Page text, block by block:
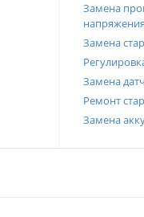
Замена
напряжения
Замена
Замена
Ремонт
Замена